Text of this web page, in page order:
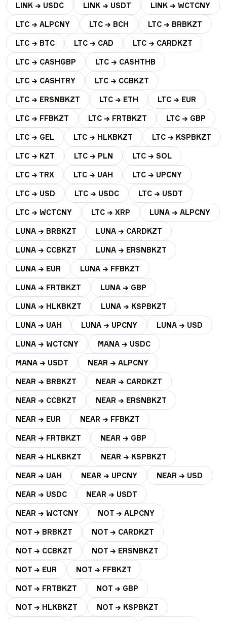
LINK → USDC LINK → USDT LINK → WCTCNY
LTC → ALPCNY LTC → BCH LTC → BRBKZT
LTC → BTC LTC → CAD LTC → CARDKZT
LTC → CASHGBP LTC → CASHTHB
LTC → CASHTRY LTC → CCBKZT
LTC → ERSNBKZT LTC → ETH LTC → EUR
LTC → FFBKZT LTC → FRTBKZT LTC → GBP
LTC → GEL LTC → HLKBKZT LTC → KSPBKZT
LTC → KZT LTC → PLN LTC → SOL
LTC → TRX LTC → UAH LTC → UPCNY
LTC → USD LTC → USDC LTC → USDT
LTC → WCTCNY LTC → XRP LUNA → ALPCNY
LUNA → BRBKZT LUNA → CARDKZT
LUNA → CCBKZT LUNA → ERSNBKZT
LUNA → EUR LUNA → FFBKZT
LUNA → FRTBKZT LUNA → GBP
LUNA → HLKBKZT LUNA → KSPBKZT
LUNA → UAH LUNA → UPCNY LUNA → USD
LUNA → WCTCNY MANA → USDC
MANA → USDT NEAR → ALPCNY
NEAR → BRBKZT NEAR → CARDKZT
NEAR → CCBKZT NEAR → ERSNBKZT
NEAR → EUR NEAR → FFBKZT
NEAR → FRTBKZT NEAR → GBP
NEAR → HLKBKZT NEAR → KSPBKZT
NEAR → UAH NEAR → UPCNY NEAR → USD
NEAR → USDC NEAR → USDT
NEAR → WCTCNY NOT → ALPCNY
NOT → BRBKZT NOT → CARDKZT
NOT → CCBKZT NOT → ERSNBKZT
NOT → EUR NOT → FFBKZT
NOT → FRTBKZT NOT → GBP
NOT → HLKBKZT NOT → KSPBKZT